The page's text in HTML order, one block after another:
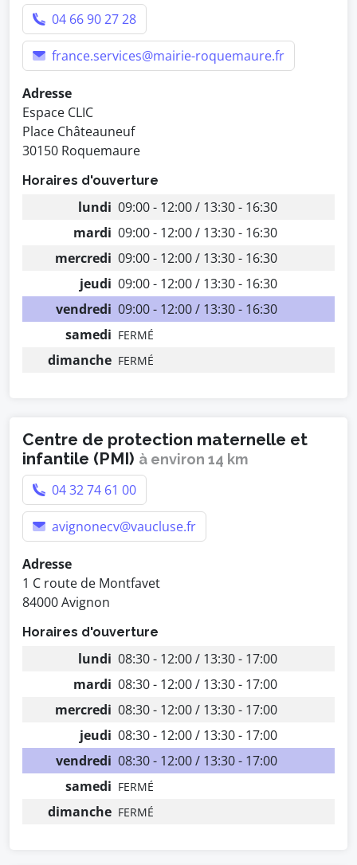
04 66 90 27 28
france.services@mairie-roquemaure.fr
Adresse
Espace CLIC
Place Châteauneuf
30150 Roquemaure
Horaires d'ouverture
lundi 09:00 - 12:00 / 13:30 - 16:30
mardi 09:00 - 12:00 / 13:30 - 16:30
mercredi 09:00 - 12:00 / 13:30 - 16:30
jeudi 09:00 - 12:00 / 13:30 - 16:30
vendredi 09:00 - 12:00 / 13:30 - 16:30
samedi FERMÉ
dimanche FERMÉ
Centre de protection maternelle et
infantile (PMI) à environ 14 km
04 32 74 61 00
avignonecv@vaucluse.fr
Adresse
1 C route de Montfavet
84000 Avignon
Horaires d'ouverture
lundi 08:30 - 12:00 / 13:30 - 17:00
mardi 08:30 - 12:00 / 13:30 - 17:00
mercredi 08:30 - 12:00 / 13:30 - 17:00
jeudi 08:30 - 12:00 / 13:30 - 17:00
vendredi 08:30 - 12:00 / 13:30 - 17:00
samedi FERMÉ
dimanche FERMÉ